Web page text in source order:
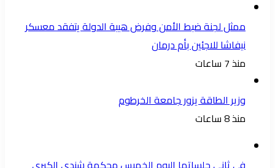
ممثل لجنة ضبط الأمن وفرض هيبة الدولة يتفقد معسكر
نيفاشا للاجئين بأم درمان
منذ 7 ساعات
وزير الطاقة يزور جامعة الخرطوم
منذ 8 ساعات